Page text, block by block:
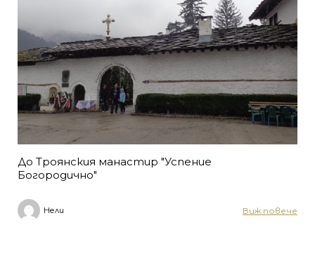
До Троянския манастир "Успение
Богородично"
Нели Виж повече